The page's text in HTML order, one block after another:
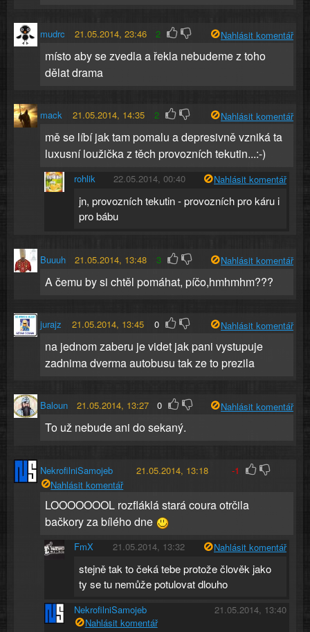
mudrc 21.05.2014, 23:46 2 Nahlásit komentář
místo aby se zvedla a řekla nebudeme z toho
dělat drama
mack 21.05.2014, 14:35 2 Nahlásit komentář
mě se líbí jak tam pomalu a depresivně vzniká ta
luxusní loužička z těch provozních tekutin...:-)
rohlik 22.05.2014, 00:40 Nahlásit komentář
jn, provozních tekutin - provozních pro káru i
pro bábu
Buuuh 21.05.2014, 13:48 3 Nahlásit komentář
A čemu by si chtěl pomáhat, píčo,hmhmhm???
jurajz 21.05.2014, 13:45 0 Nahlásit komentář
na jednom zaberu je videt jak pani vystupuje
zadnima dverma autobusu tak ze to prezila
Baloun 21.05.2014, 13:27 0 Nahlásit komentář
To už nebude ani do sekaný.
NekrofilniSamojeb 21.05.2014, 13:18
-1
Nahlásit komentář
LOOOOOOOL rozfláklá stará coura otrčila
bačkory za bílého dne
FmX 21.05.2014, 13:32 Nahlásit komentář
stejně tak to čeká tebe protože člověk jako
ty se tu nemůže potulovat dlouho
NekrofilniSamojeb
21.05.2014, 13:40
Nahlásit komentář